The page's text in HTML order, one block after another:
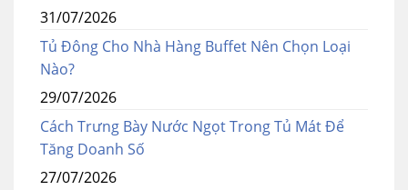
31/07/2026
Tủ Đông Cho Nhà Hàng Buffet Nên Chọn Loại
Nào?
29/07/2026
Cách Trưng Bày Nước Ngọt Trong Tủ Mát Để
Tăng Doanh Số
27/07/2026